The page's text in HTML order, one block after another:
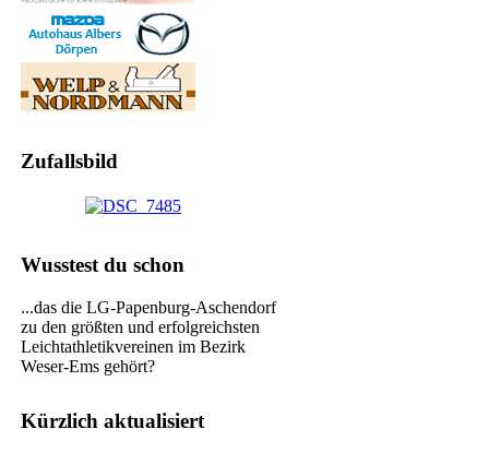
Zufallsbild
Wusstest du schon
...das die LG-Papenburg-Aschendorf
zu den größten und erfolgreichsten
Leichtathletikvereinen im Bezirk
Weser-Ems gehört?
Kürzlich aktualisiert